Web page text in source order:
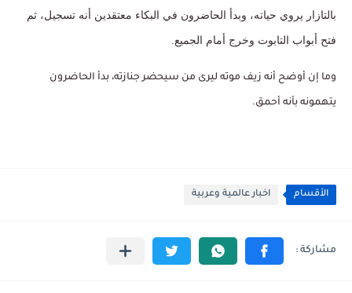
بالتازار يروي حياته، وبدأ الحاضرون في البكاء معتقدين أنه تسجيل، ثم
فتح أبواب التابوت وخرج أمام الجميع.
وما إن أوضح أنه زيف موته ليرى من سيحضر جنازته، بدأ الحاضرون
يتهمونه بأنه أحمق.
الأقسام اخبار عالمية وعربية